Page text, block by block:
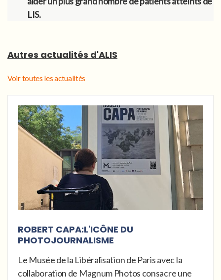
LIS.
Autres actualités d'ALIS
Voir toutes les actualités
ROBERT CAPA:L'ICÔNE DU
PHOTOJOURNALISME
Le Musée de la Libéralisation de Paris avec la
collaboration de Magnum Photos consacre une